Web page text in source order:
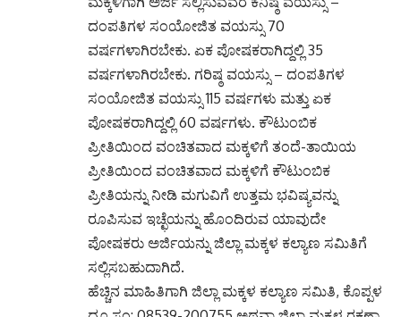
ದಂಪತಿಗಳ ಸಂಯೋಜಿತ ವಯಸ್ಸು 70
ವರ್ಷಗಳಾಗಿರಬೇಕು. ಏಕ ಪೋಷಕರಾಗಿದ್ದಲ್ಲಿ 35
ವರ್ಷಗಳಾಗಿರಬೇಕು. ಗರಿಷ್ಠ ವಯಸ್ಸು – ದಂಪತಿಗಳ
ಸಂಯೋಜಿತ ವಯಸ್ಸು 115 ವರ್ಷಗಳು ಮತ್ತು ಏಕ
ಪೋಷಕರಾಗಿದ್ದಲ್ಲಿ 60 ವರ್ಷಗಳು. ಕೌಟುಂಬಿಕ
ಪ್ರೀತಿಯಿಂದ ವಂಚಿತವಾದ ಮಕ್ಕಳಿಗೆ ತಂದೆ-ತಾಯಿಯ
ಪ್ರೀತಿಯಿಂದ ವಂಚಿತವಾದ ಮಕ್ಕಳಿಗೆ ಕೌಟುಂಬಿಕ
ಪ್ರೀತಿಯನ್ನು ನೀಡಿ ಮಗುವಿಗೆ ಉತ್ತಮ ಭವಿಷ್ಯವನ್ನು
ರೂಪಿಸುವ ಇಚ್ಛೆಯನ್ನು ಹೊಂದಿರುವ ಯಾವುದೇ
ಪೋಷಕರು ಅರ್ಜಿಯನ್ನು ಜಿಲ್ಲಾ ಮಕ್ಕಳ ಕಲ್ಯಾಣ ಸಮಿತಿಗೆ
ಸಲ್ಲಿಸಬಹುದಾಗಿದೆ.
ಹೆಚ್ಚಿನ ಮಾಹಿತಿಗಾಗಿ ಜಿಲ್ಲಾ ಮಕ್ಕಳ ಕಲ್ಯಾಣ ಸಮಿತಿ, ಕೊಪ್ಪಳ